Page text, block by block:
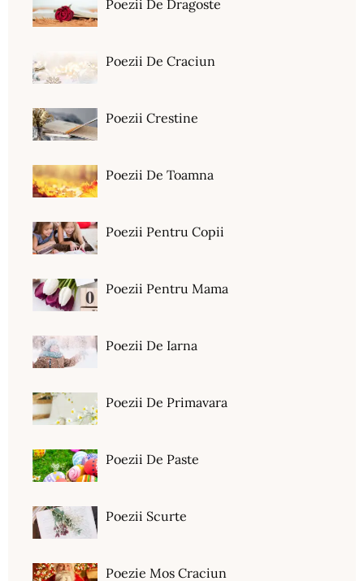
Poezii De Dragoste
Poezii De Craciun
Poezii Crestine
Poezii De Toamna
Poezii Pentru Copii
Poezii Pentru Mama
Poezii De Iarna
Poezii De Primavara
Poezii De Paste
Poezii Scurte
Poezie Mos Craciun